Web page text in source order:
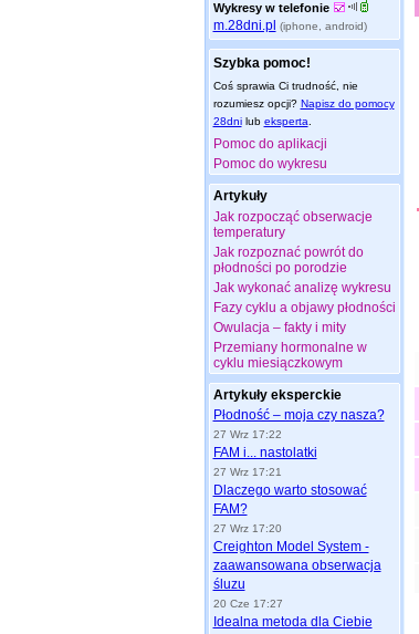
Wykresy w telefonie
m.28dni.pl (iphone, android)
Szybka pomoc!
Coś sprawia Ci trudność, nie
rozumiesz opcji? Napisz do pomocy
28dnilub eksperta
Pomoc do aplikacji
Pomoc do wykresu
Artykuły
Jak rozpocząć obserwacje
temperatury
Jak rozpoznać powrót do
płodności po porodzie
Jak wykonać analizę wykresu
Fazy cyklu a objawy płodności
Owulacja – fakty i mity
Przemiany hormonalne w
cyklu miesiączkowym
Artykuły eksperckie
Płodność – moja czy nasza?
27 Wrz 17:22
FAM i... nastolatki
27 Wrz 17:21
Dlaczego warto stosować
FAM?
27 Wrz 17:20
Creighton Model System -
zaawansowana obserwacja
śluzu
20 Cze 17:27
Idealna metoda dla Ciebie